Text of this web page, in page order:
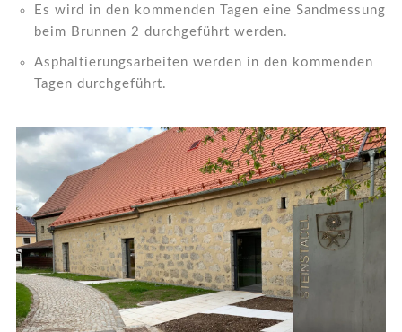
Es wird in den kommenden Tagen eine Sandmessung
beim Brunnen 2 durchgeführt werden.
Asphaltierungsarbeiten werden in den kommenden
Tagen durchgeführt.